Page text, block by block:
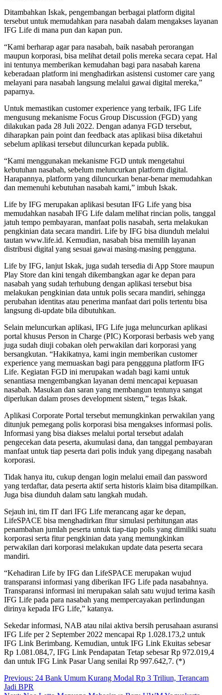
Ditambahkan Iskak, pengembangan berbagai platform digital
tersebut untuk memudahkan para nasabah dalam mengakses layanan
IFG Life di mana pun dan kapan pun.
“Kami berharap agar para nasabah, baik nasabah perorangan
maupun korporasi, bisa melihat detail polis mereka secara cepat. Hal
ini tentunya memberikan kemudahan bagi para nasabah karena
keberadaan platform ini menghadirkan asistensi customer care yang
melayani para nasabah langsung melalui gawai digital mereka,”
paparnya.
Untuk memastikan customer experience yang terbaik, IFG Life
mengusung mekanisme Focus Group Discussion (FGD) yang
dilakukan pada 28 Juli 2022. Dengan adanya FGD tersebut,
diharapkan pain point dan feedback atas aplikasi biisa diketahui
sebelum aplikasi tersebut diluncurkan kepada publik.
“Kami menggunakan mekanisme FGD untuk mengetahui
kebutuhan nasabah, sebelum meluncurkan platform digital.
Harapannya, platform yang diluncurkan benar-benar memudahkan
dan memenuhi kebutuhan nasabah kami,” imbuh Iskak.
Life by IFG merupakan aplikasi besutan IFG Life yang bisa
memudahkan nasabah IFG Life dalam melihat rincian polis, tanggal
jatuh tempo pembayaran, manfaat polis nasabah, serta melakukan
pengkinian data secara mandiri. Life by IFG bisa diunduh melalui
tautan www.life.id. Kemudian, nasabah bisa memilih layanan
distribusi digital yang sesuai gawai masing-masing pengguna.
Life by IFG, lanjut Iskak, juga sudah tersedia di App Store maupun
Play Store dan kini tengah dikembangkan agar ke depan para
nasabah yang sudah terhubung dengan aplikasi tersebut bisa
melakukan pengkinian data untuk polis secara mandiri, sehingga
perubahan identitas atau penerima manfaat dari polis tertentu bisa
langsung di-update bila dibutuhkan.
Selain meluncurkan aplikasi, IFG Life juga meluncurkan aplikasi
portal khusus Person in Charge (PIC) Korporasi berbasis web yang
juga sudah diuji cobakan oleh perwakilan dari korporasi yang
bersangkutan. “Hakikatnya, kami ingin memberikan customer
experience yang memuaskan bagi para penggguna platform IFG
Life. Kegiatan FGD ini merupakan wadah bagi kami untuk
senantiasa mengembangkan layanan demi mencapai kepuasan
nasabah. Masukan dan saran yang membangun tentunya sangat
diperlukan dalam proses development sistem,” tegas Iskak.
Aplikasi Corporate Portal tersebut memungkinkan perwakilan yang
ditunjuk pemegang polis korporasi bisa mengakses informasi polis.
Informasi yang bisa diakses melalui portal tersebut adalah
pengecekan data peserta, akumulasi dana, dan tanggal pembayaran
manfaat untuk tiap peserta dari polis induk yang dipegang nasabah
korporasi.
Tidak hanya itu, cukup dengan login melalui email dan password
yang terdaftar, data peserta aktif serta historis klaim bisa ditampilkan.
Juga bisa diunduh dalam satu langkah mudah.
Sejauh ini, tim IT dari IFG Life merancang agar ke depan,
LifeSPACE bisa menghadirkan fitur simulasi perhitungan atas
penambahan jumlah peserta untuk tiap-tiap polis yang dimiliki suatu
korporasi serta fitur pengkinian data yang memungkinkan
perwakilan dari korporasi melakukan update data peserta secara
mandiri.
“Kehadiran Life by IFG dan LifeSPACE merupakan wujud
transparansi informasi yang diberikan IFG Life pada nasabahnya.
Transparansi informasi ini merupakan salah satu wujud terima kasih
IFG Life pada para nasabah yang mempercayakan perlindungan
dirinya kepada IFG Life,” katanya.
Sekedar informasi, NAB atau nilai aktiva bersih perusahaan asuransi
IFG Life per 2 September 2022 mencapai Rp 1.028.173,2 untuk
IFG Link Berimbang. Kemudian, untuk IFG Link Ekuitas sebesar
Rp 1.081.084,7, IFG Link Pendapatan Tetap sebesar Rp 972.019,4
dan untuk IFG Link Pasar Uang senilai Rp 997.642,7. (*)
Post
Previous: 24 Bank Umum Kurang Modal Rp 3 Triliun, Terancam
Jadi BPR